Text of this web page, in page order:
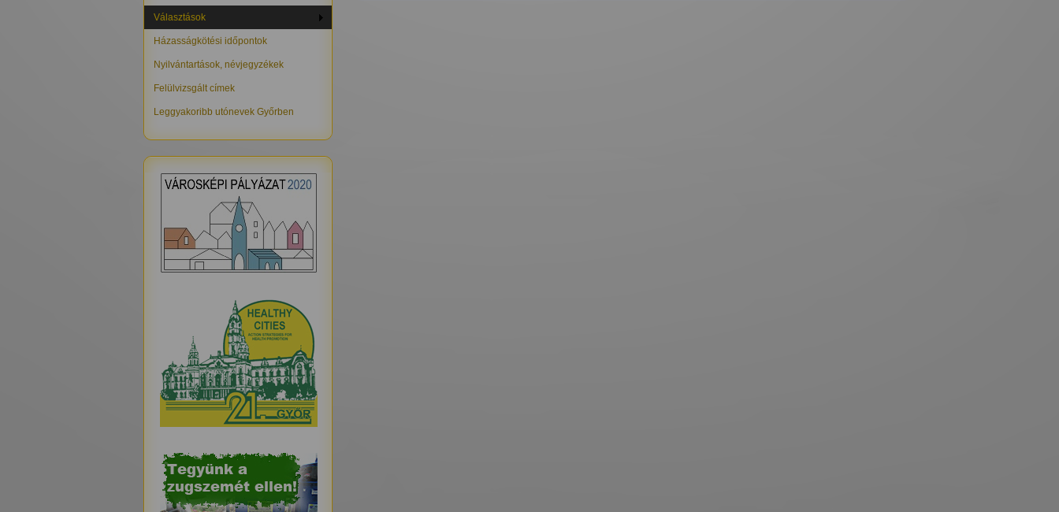
Választások
Házasságkötési időpontok
Nyilvántartások, névjegyzékek
Felülvizsgált címek
Leggyakoribb utónevek Győrben